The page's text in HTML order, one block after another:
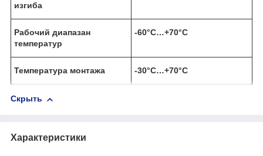
изгиба
Рабочий диапазан
температур
-60°С…+70°С
Температура монтажа -30°С…+70°С
Скрыть
Характеристики